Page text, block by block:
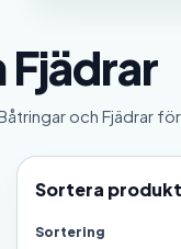
Fjädrar
och Fjädrar
Sortera
Sortering